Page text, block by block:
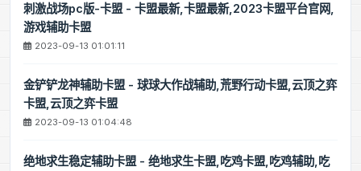
刺激战场pc版-卡盟 - 卡盟最新,卡盟最新,2023卡盟平台官网,
游戏辅助卡盟
2023-09-13 01:01:11
金铲铲龙神辅助卡盟 - 球球大作战辅助,荒野行动卡盟,云顶之弈
卡盟,云顶之弈卡盟
2023-09-13 01:04:48
绝地求生稳定辅助卡盟 - 绝地求生卡盟,吃鸡卡盟,吃鸡辅助,吃